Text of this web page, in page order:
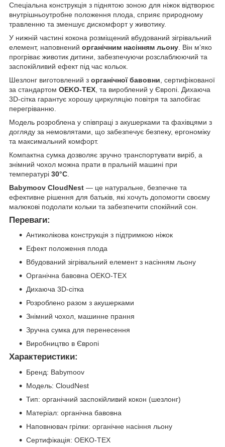
Спеціальна конструкція з піднятою зоною для ніжок відтворює
внутрішньоутробне положення плода, сприяє природному
травленню та зменшує дискомфорт у животику.
У нижній частині кокона розміщений вбудований зігрівальний
елемент, наповнений органічним насінням льону . Він м’яко
прогріває животик дитини, забезпечуючи розслаблюючий та
заспокійливий ефект під час кольок.
Шезлонг виготовлений з органічної бавовни , сертифікованої
за стандартом OEKO-TEX , та вироблений у Європі. Дихаюча
3D-сітка гарантує хорошу циркуляцію повітря та запобігає
перегріванню.
Модель розроблена у співпраці з акушерками та фахівцями з
догляду за немовлятами, що забезпечує безпеку, ергономіку
та максимальний комфорт.
Компактна сумка дозволяє зручно транспортувати виріб, а
знімний чохол можна прати в пральній машині при
температурі 30°C
Babymoov CloudNest — це натуральне, безпечне та
ефективне рішення для батьків, які хочуть допомогти своєму
малюкові подолати кольки та забезпечити спокійний сон.
Переваги:
Антиколікова конструкція з підтримкою ніжок
Ефект положення плода
Вбудований зігрівальний елемент з насінням льону
Органічна бавовна OEKO-TEX
Дихаюча 3D-сітка
Розроблено разом з акушерками
Знімний чохол, машинне прання
Зручна сумка для перенесення
Виробництво в Європі
Характеристики:
Бренд: Babymoov
Модель: CloudNest
Тип: органічний заспокійливий кокон (шезлонг)
Матеріал: органічна бавовна
Наповнювач грілки: органічне насіння льону
Сертифікація: OEKO-TEX